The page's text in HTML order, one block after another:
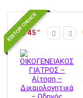
EDITOR CHOICE
45